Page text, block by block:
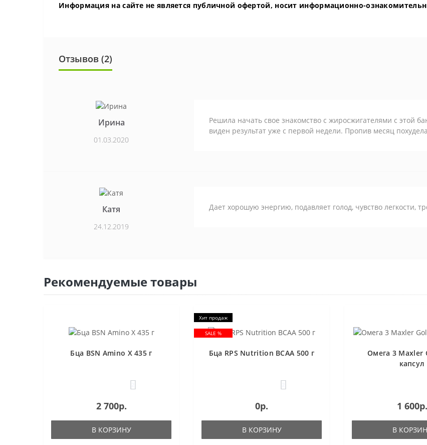
Информация на сайте не является публичной офертой, носит информационно-
Отзывов (2)
Ирина
01.03.2020
Решила начать свое знакомство с жиросжигателями с этой
виден результат уже с первой недели. Пропив месяц
Катя
24.12.2019
Дает хорошую энергию, подавляет голод, чувство легкости,
Рекомендуемые товары
Бца BSN Amino X 435 г
2 700р.
В КОРЗИНУ
Хит продаж
SALE %
Бца RPS Nutrition BCAA 500 г
0р.
В КОРЗИНУ
Омега 3 Maxler
капсул
1 600р.
В